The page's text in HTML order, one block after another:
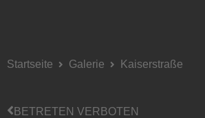
Startseite Galerie Kaiserstraße
BETRETEN VERBOTEN